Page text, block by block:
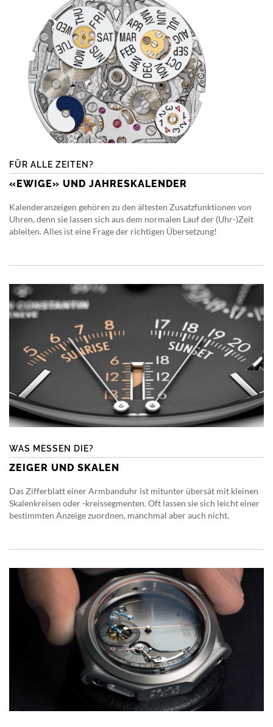
FÜR ALLE ZEITEN?
«EWIGE» UND JAHRESKALENDER
Kalenderanzeigen gehören zu den ältesten Zusatzfunktionen von
Uhren, denn sie lassen sich aus dem normalen Lauf der (Uhr-)Zeit
ableiten. Alles ist eine Frage der richtigen Übersetzung!
WAS MESSEN DIE?
ZEIGER UND SKALEN
Das Zifferblatt einer Armbanduhr ist mitunter übersät mit kleinen
Skalenkreisen oder -kreissegmenten. Oft lassen sie sich leicht einer
bestimmten Anzeige zuordnen, manchmal aber auch nicht.